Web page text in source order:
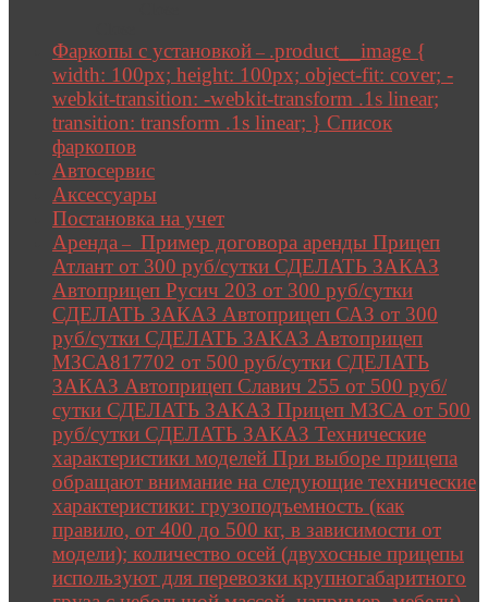
Фаркопы с установкой – .product__image {
width: 100px; height: 100px; object-fit: cover; -
webkit-transition: -webkit-transform .1s linear;
transition: transform .1s linear; } Список
фаркопов
Автосервис
Аксессуары
Постановка на учет
Аренда – Пример договора аренды Прицеп
Атлант от 300 руб/сутки СДЕЛАТЬ ЗАКАЗ
Автоприцеп Русич 203 от 300 руб/сутки
СДЕЛАТЬ ЗАКАЗ Автоприцеп САЗ от 300
руб/сутки СДЕЛАТЬ ЗАКАЗ Автоприцеп
МЗСА817702 от 500 руб/сутки СДЕЛАТЬ
ЗАКАЗ Автоприцеп Славич 255 от 500 руб/
сутки СДЕЛАТЬ ЗАКАЗ Прицеп МЗСА от 500
руб/сутки СДЕЛАТЬ ЗАКАЗ Технические
характеристики моделей При выборе прицепа
обращают внимание на следующие технические
характеристики: грузоподъемность (как
правило, от 400 до 500 кг, в зависимости от
модели); количество осей (двухосные прицепы
используют для перевозки крупногабаритного